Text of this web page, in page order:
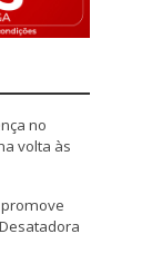
no
volta às